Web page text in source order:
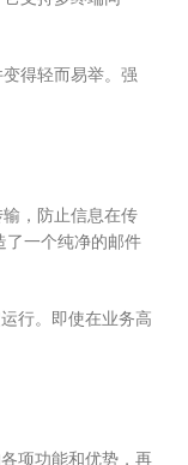
得轻而易举。强
，防止信息在传
了一个纯净的邮件
行。即使在业务高
项功能和优势，再